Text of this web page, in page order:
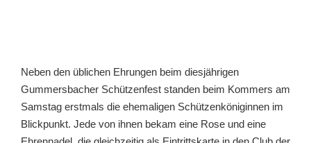
Neben den üblichen Ehrungen beim diesjährigen
Gummersbacher Schützenfest standen beim Kommers am
Samstag erstmals die ehemaligen Schützenköniginnen im
Blickpunkt. Jede von ihnen bekam eine Rose und eine